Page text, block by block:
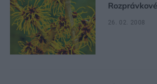
26. 02. 2008